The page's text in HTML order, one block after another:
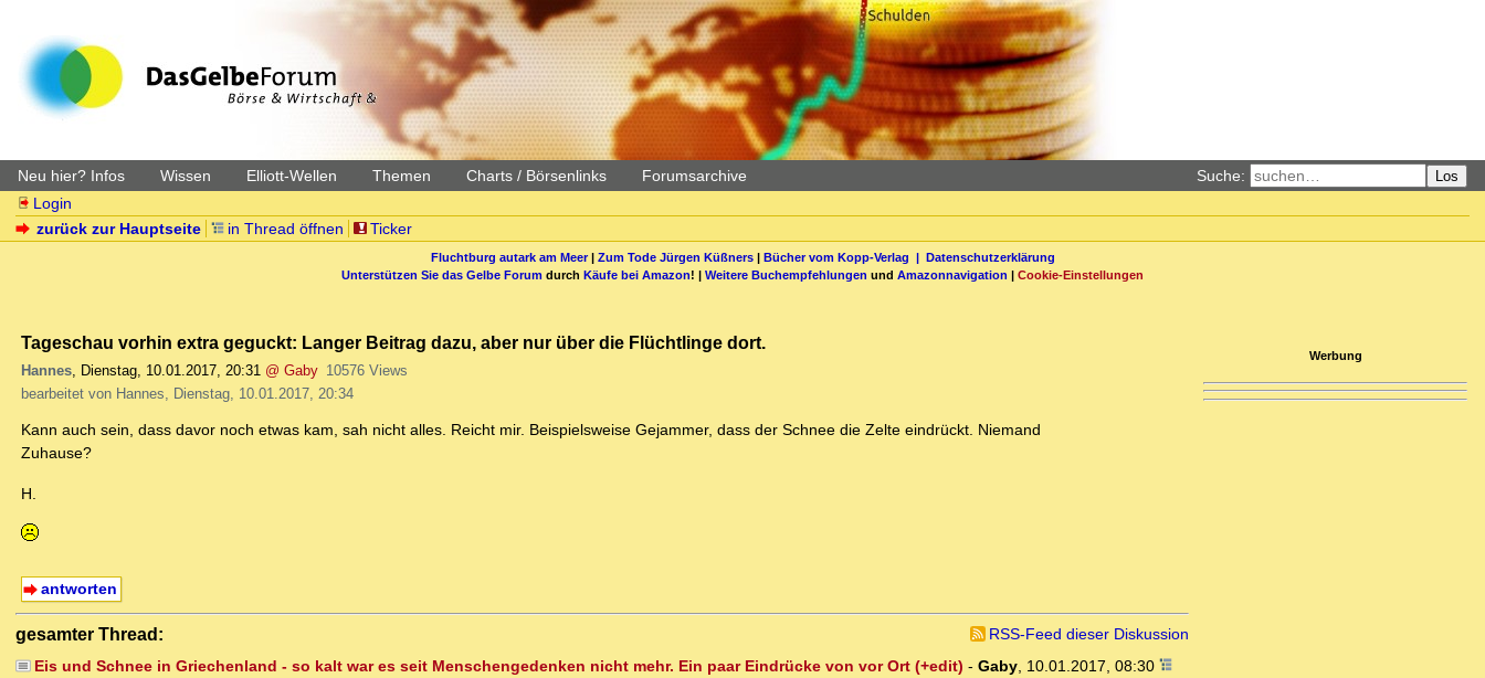
Neu hier? Infos Wissen Elliott-Wellen Themen Charts / Börsenlinks Forumsarchive Suche: Los
Login
zurück zur Hauptseite
in Thread öffnen Ticker
Fluchtburg autark am Meer| Zum Tode Jürgen Küßners| Bücher vom Kopp-Verlag | Datenschutzerklärung
Unterstützen Sie das Gelbe Forum durch Käufe bei Amazon! | Weitere Buchempfehlungen und Amazonnavigation | Cookie-Einstellungen
Tageschau vorhin extra geguckt: Langer Beitrag dazu, aber nur über die Flüchtlinge dort.
Hannes, Dienstag, 10.01.2017, 20:31 @ Gaby 10576 Views
bearbeitet von Hannes, Dienstag, 10.01.2017, 20:34
Kann auch sein, dass davor noch etwas kam, sah nicht alles. Reicht mir. Beispielsweise Gejammer, dass der Schnee die Zelte eindrückt. Niemand
Zuhause?
H.
antworten
gesamter Thread:
RSS-Feed dieser Diskussion
Eis und Schnee in Griechenland - so kalt war es seit Menschengedenken nicht mehr. Ein paar Eindrücke von vor Ort (+edit) - Gaby, 10.01.2017, 08:30
Werbung